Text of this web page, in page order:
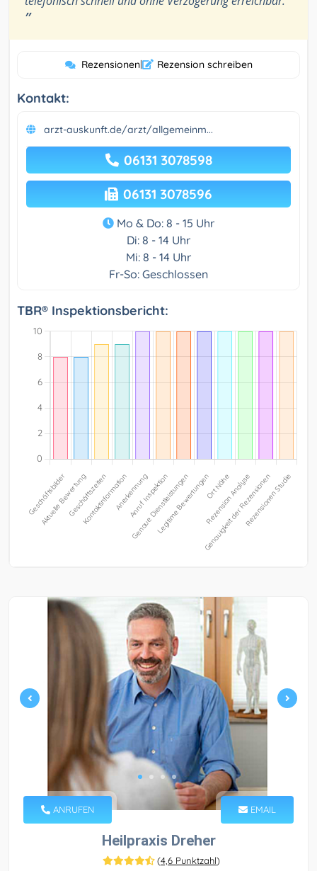
”
Rezensionen| Rezension schreiben
Kontakt:
arzt-auskunft.de/arzt/allgemeinm...
06131 3078598
06131 3078596
Mo & Do: 8 - 15 Uhr
Di: 8 - 14 Uhr
Mi: 8 - 14 Uhr
Fr-So: Geschlossen
TBR® Inspektionsbericht:
ANRUFEN EMAIL
Heilpraxis Dreher
(4,6 Punktzahl)